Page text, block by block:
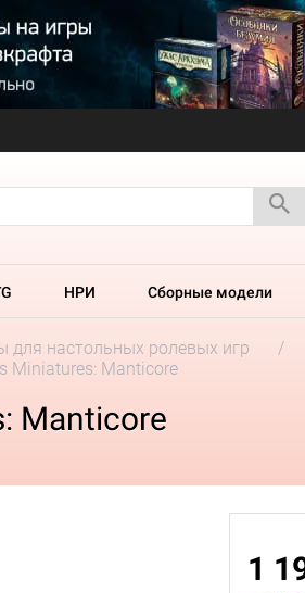
НРИ Сборные модели
настольных ролевых игр
Miniatures: Manticore
Manticore
1